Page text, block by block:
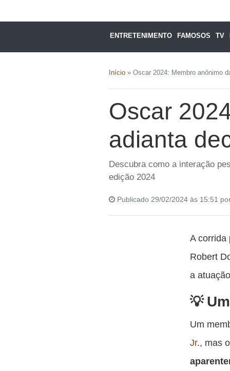
ENTRETENIMENTO FAMOSOS TV
Início » Oscar 2024: Membro anônimo
Oscar
adianta
Descubra como a interação
edição 2024
Publicado 29/02/2024 às 15:51
A
Robert
a
Um
Jr., mas